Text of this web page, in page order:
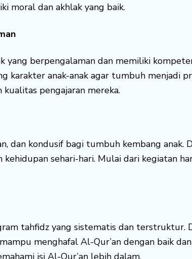
moral dan akhlak yang baik.
yang berpengalaman dan memiliki
karakter anak-anak agar tumbuh menjadi
pengajaran mereka.
dan kondusif bagi tumbuh kembang anak.
sehari-hari. Mulai dari kegiatan
tahfidz yang sistematis dan
menghafal Al-Qur’an dengan baik
isi Al-Qur’an lebih dalam.